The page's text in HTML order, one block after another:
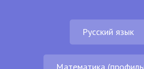
Русский язык
Математика